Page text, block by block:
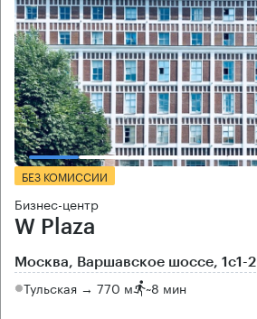
БЕЗ КОМИССИИ
Бизнес-центр
W Plaza
Москва, Варшавское шоссе, 1с1-2
Тульская → 770 м ~8 мин